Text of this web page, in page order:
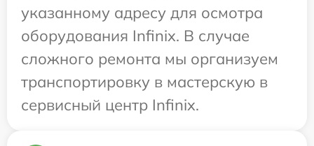
указанному адресу для осмотра
оборудования Infinix. В случае
сложного ремонта мы организуем
транспортировку в мастерскую в
сервисный центр Infinix.